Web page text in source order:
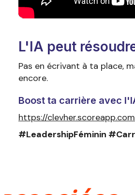
L'IA peut
Pas en écrivant à ta place,
encore.
Boost ta carrière avec
https://clevher.scoreapp.com
#LeadershipFéminin